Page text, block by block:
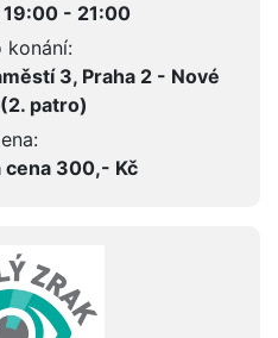
19:00 - 21:00
konání:
3, Praha 2 - Nové
patro)
cena 300,- Kč